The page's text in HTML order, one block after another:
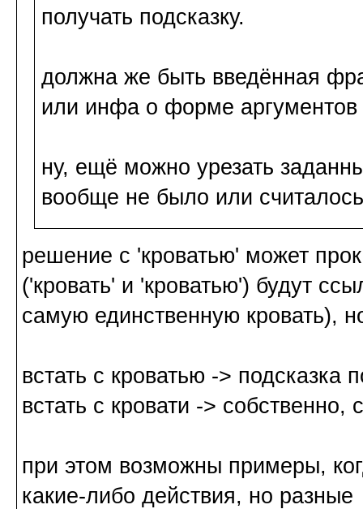
получать подсказку.
должна же быть введённая
или инфа о форме аргументов
ну, ещё можно урезать
вообще не было или
решение с 'кроватью' может
('кровать' и 'кроватью') будут
самую единственную кровать),
встать с кроватью -> подсказка
встать с кровати -> собственно,
при этом возможны примеры,
какие-либо действия, но разные